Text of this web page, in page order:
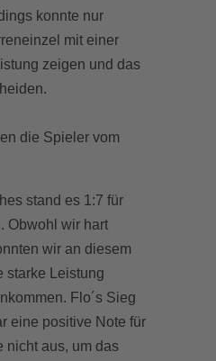
konnte nur
mit einer
zeigen und das
die Spieler vom
stand es 1:7 für
Obwohl wir hart
wir an diesem
starke Leistung
Flo´s Sieg
eine positive Note für
nicht aus, um das